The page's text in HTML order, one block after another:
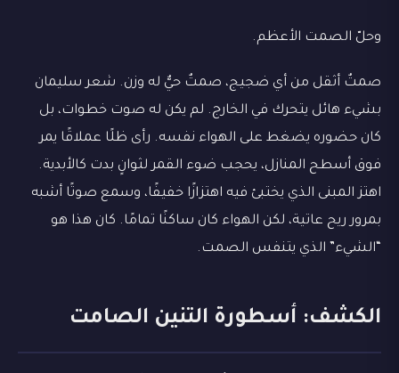
وحلّ الصمت الأعظم.
صمتٌ أثقل من أي ضجيج، صمتٌ حيٌّ له وزن. شعر سليمان
بشيء هائل يتحرك في الخارج. لم يكن له صوت خطوات، بل
كان حضوره يضغط على الهواء نفسه. رأى ظلًا عملاقًا يمر
فوق أسطح المنازل، يحجب ضوء القمر لثوانٍ بدت كالأبدية.
اهتز المبنى الذي يختبئ فيه اهتزازًا خفيفًا، وسمع صوتًا أشبه
بمرور ريح عاتية، لكن الهواء كان ساكنًا تمامًا. كان هذا هو
“الشيء” الذي يتنفس الصمت.
الكشف: أسطورة التنين الصامت